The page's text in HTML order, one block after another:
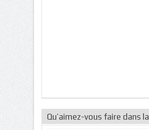
Qu’aimez-vous faire dans